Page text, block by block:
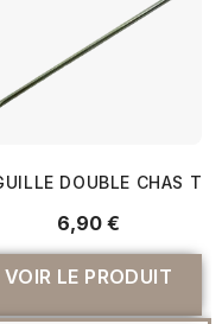
À TRICOTER
DOUBLE CHAS
6,90 €
VOIR LE PRODUIT